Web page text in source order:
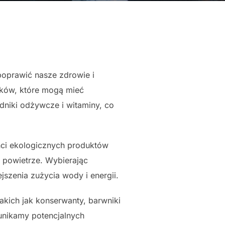
nasze zdrowie i
które mogą mieć
odżywcze i witaminy, co
ekologicznych produktów
Wybierając
zużycia wody i energii.
jak konserwanty, barwniki
potencjalnych